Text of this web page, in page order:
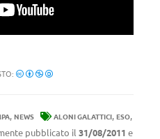
, NEWS ALONI GALATTICI, ESO,
pubblicato il 31/08/2011 e